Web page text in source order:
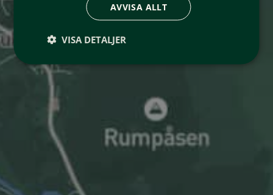
AVVISA ALLT
VISA DETALJER